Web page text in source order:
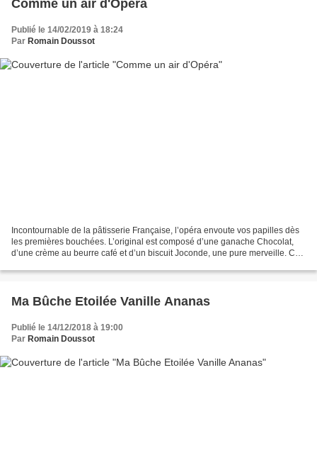
Comme un air d'Opéra
Publié le 14/02/2019 à 18:24
Par Romain Doussot
Incontournable de la pâtisserie Française, l’opéra envoute vos papilles dès
les premières bouchées. L’original est composé d’une ganache Chocolat,
d’une crème au beurre café et d’un biscuit Joconde, une pure merveille. Ce
Ma Bûche Etoilée Vanille Ananas
Publié le 14/12/2018 à 19:00
Par Romain Doussot